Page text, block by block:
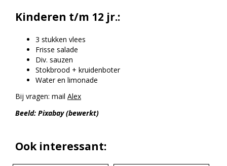
Kinderen t/m 12 jr.:
3 stukken vlees
Frisse salade
Div. sauzen
Stokbrood + kruidenboter
Water en limonade
Bij vragen: mail Alex
Beeld: Pixabay (bewerkt)
Ook interessant: